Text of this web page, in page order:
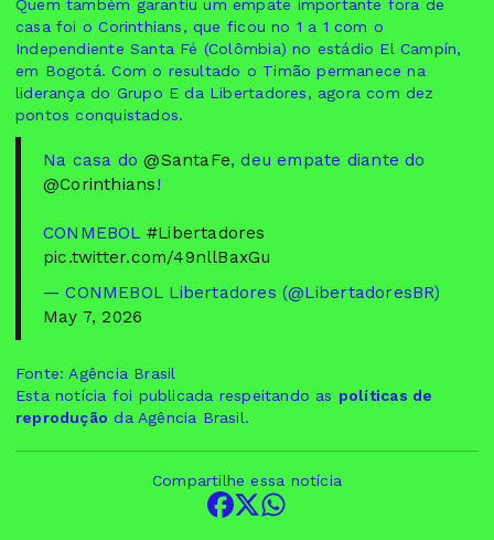
Quem também garantiu um empate importante fora de
casa foi o Corinthians, que ficou no 1 a 1 com o
Independiente Santa Fé (Colômbia) no estádio El Campín,
em Bogotá. Com o resultado o Timão permanece na
liderança do Grupo E da Libertadores, agora com dez
pontos conquistados.
Na casa do@SantaFe, deu empate diante do
@Corinthians!
CONMEBOL #Libertadores
pic.twitter.com/49nllBaxGu
— CONMEBOL Libertadores (@LibertadoresBR)
May 7, 2026
Fonte: Agência Brasil
Esta notícia foi publicada respeitando as políticas de
reprodução da Agência Brasil.
Compartilhe essa notícia